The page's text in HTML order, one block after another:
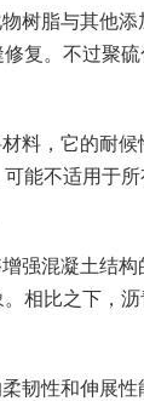
树脂与其他
复。不过聚
料，它的耐
能不适用于所
强混凝土结
相比之下，
韧性和伸展